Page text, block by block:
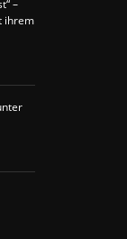
–
ihrem